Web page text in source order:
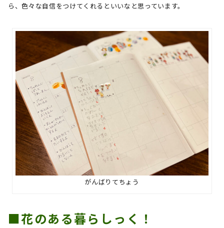
ら、色々な自信をつけてくれるといいなと思っています。
がんばりてちょう
■花のある暮らしっく！